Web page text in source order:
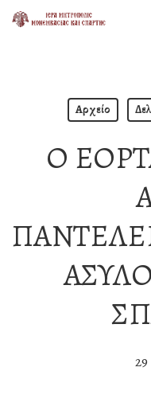
Skip
Αρχείο
Ο
29